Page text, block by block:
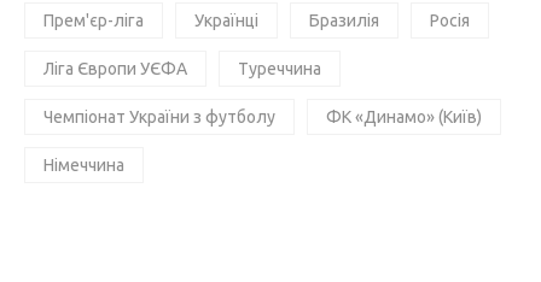
Прем'єр-ліга Українці Бразилія Росія
Ліга Європи УЄФА Туреччина
Чемпіонат України з футболу ФК «Динамо» (Київ)
Німеччина